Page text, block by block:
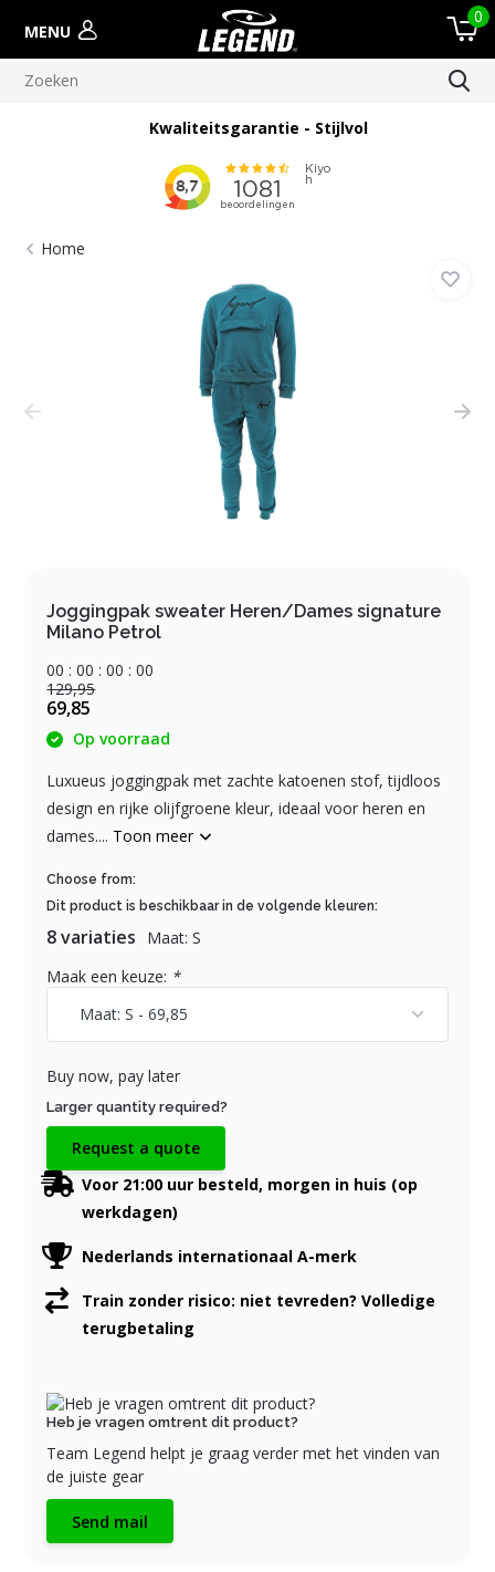
MENU
0
Kwaliteitsgarantie - Stijlvol
Home
Joggingpak sweater Heren/Dames signature
Milano Petrol
00 :00 :00 :00
129,95
69,85
Op voorraad
Luxueus joggingpak met zachte katoenen stof, tijdloos
design en rijke olijfgroene kleur, ideaal voor heren en
dames.... Toon meer
Choose from:
Dit product is beschikbaar in de volgende kleuren:
8 variaties
Maat: S
Maak een keuze: *
Buy now, pay later
Larger quantity required?
Request a quote
Voor 21:00 uur besteld, morgen in huis (op
werkdagen)
Nederlands internationaal A-merk
Train zonder risico: niet tevreden? Volledige
terugbetaling
Heb je vragen omtrent dit product?
Team Legend helpt je graag verder met het vinden van
de juiste gear
Send mail